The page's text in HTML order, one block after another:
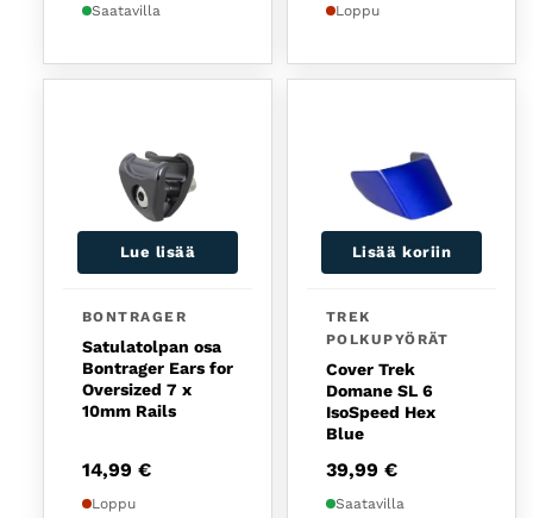
Saatavilla Loppu
Lue lisää
BONTRAGER
Satulatolpan osa
Bontrager Ears for
Oversized 7 x
10mm Rails
14,99 €
Loppu
Lisää koriin
TREK
POLKUPYÖRÄT
Cover Trek
Domane SL 6
IsoSpeed Hex
Blue
39,99 €
Saatavilla